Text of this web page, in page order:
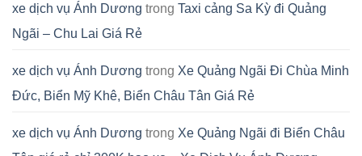
xe dịch vụ Ánh Dương trong Taxi cảng Sa Kỳ đi Quảng
Ngãi – Chu Lai Giá Rẻ
xe dịch vụ Ánh Dương trong Xe Quảng Ngãi Đi Chùa Minh
Đức, Biển Mỹ Khê, Biển Châu Tân Giá Rẻ
xe dịch vụ Ánh Dương trong Xe Quảng Ngãi đi Biển Châu